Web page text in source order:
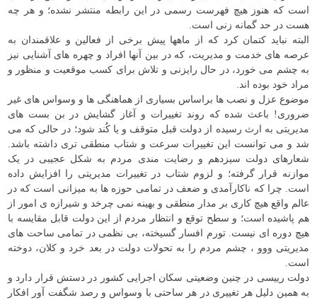
است که هنوز هیچ فهرست رسمی در این رابطه منتشر نشده؛ و هر چه
هست در حد گمانه زنی است.
البته نباید کتمان کرد که از ماهها پیش برخی از فعالین و علاقمندان به
عرصه های خدمت و مدیریت، که در بین آنها افراد و چهره های آشنایی نیز
به چشم می خورد، در حال رایزنی و تلاش برای کسب موقعیت و منظور و
مراد خود بوده اند.
موضوع عزل و نصب ها براساس بسیاری از هماهنگی ها و وسواس های غیر
ضروری! باعث شده که روند تغییرات و آغاز گشایش در بن بست های
مدیریتی به ارث رسیده از دولت قبل متوقف و یا کُند شود؛ در حالی که می
شد و می توانست این تغییرات سرعت و شتاب منطقی تری داشته باشد.
شعارهای دولت سیزدهم و رضایت مندی مردم به شکل عجیبی در یک
موازنه قرار گرفته؛ و لزوم شتاب در تغییرات مدیریتی را افزایش داده
است. چرا که ناکارآمدی و ضعف در تمامی حوزه ها به میزانی است که در
عالم واقع هیچ کاری بر مدار منطقی و بهینه نمی چرخد و شیرازه ی امور از
هم پاشیده است؛ و سطح توقع و انتظار مردم از این دولت قابل مقایسه با
هیچ دوره ای نیست. تورم افسار گسیخته، بی نظمی در تمامی ساحت های
مدیریتی ووو ، چشم مردم را به تحولات دولت در بعد خرد و کلان، دوخته
است.
دولت رییسی در چنین وضعیتی سکان اجرایی کشور در دستش قرار دارد و
به همین دلیل هر تغییری در هر ساحتی با وسواس و رصد شگفت آور افکار